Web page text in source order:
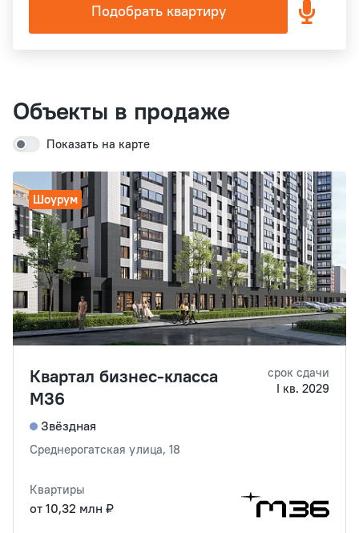
Подобрать квартиру
Объекты в продаже
Показать на карте
Шоурум
Квартал бизнес-класса
М36
Звёздная
Среднерогатская улица, 18
срок сдачи
I кв. 2029
Квартиры
от 10,32 млн ₽